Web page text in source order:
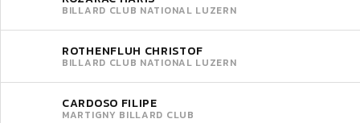
BILLARD CLUB NATIONAL LUZERN
ROTHENFLUH CHRISTOF
BILLARD CLUB NATIONAL LUZERN
CARDOSO FILIPE
MARTIGNY BILLARD CLUB